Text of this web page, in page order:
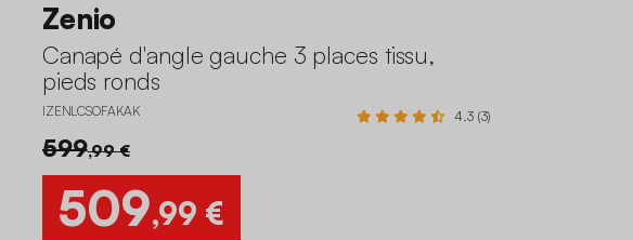
Zenio
Canapé d'angle gauche 3 places tissu,
pieds ronds
IZENLCSOFAKAK 4.3 (3)
599,99 €
509,99 €